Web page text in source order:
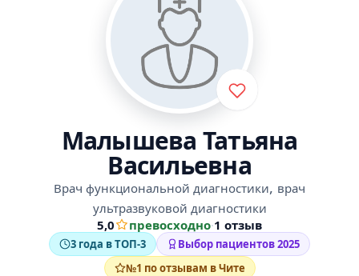
Малышева Татьяна
Васильевна
Врач функциональной диагностики, врач
ультразвуковой диагностики
5,0
превосходно·1 отзыв
3 года в ТОП-3
Выбор пациентов 2025
№1 по отзывам в Чите